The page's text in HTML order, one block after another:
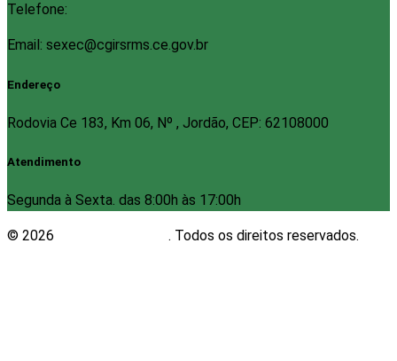
Telefone:
Email: sexec@cgirsrms.ce.gov.br
Endereço
Rodovia Ce 183, Km 06, Nº , Jordão, CEP: 62108000
Atendimento
Segunda à Sexta. das 8:00h às 17:00h
© 2026 . Todos os direitos reservados.